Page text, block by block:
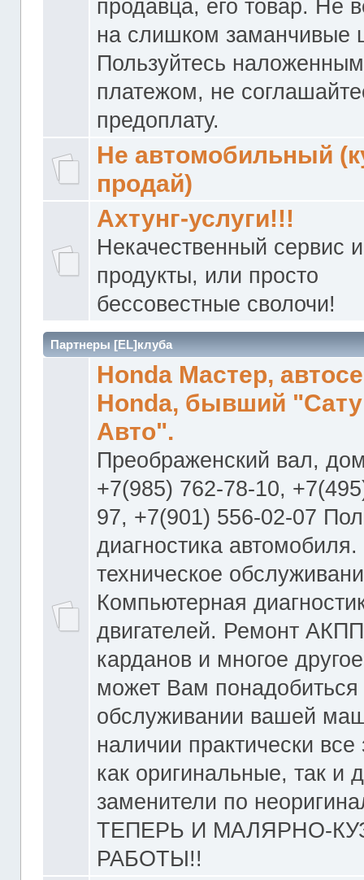
продавца, его товар. Не
на слишком заманчивые
Пользуйтесь наложенным
платежом, не
предоплату.
Не автомобильный
продай)
Ахтунг-услуги!!!
Некачественный сервис и
продукты, или просто
бессовестные сволочи!
Партнеры [EL]клуба
Honda Мастер,
Honda, бывший
Авто".
Преображенский вал,
+7(985) 762-78-10,
97, +7(901) 556-02-07
диагностика
техническое
Компьютерная
двигателей. Ремонт
карданов и многое
может Вам понадобиться
обслуживании вашей
наличии практически все
как оригинальные, так и
заменители по
ТЕПЕРЬ И МАЛЯРНО-
РАБОТЫ!!